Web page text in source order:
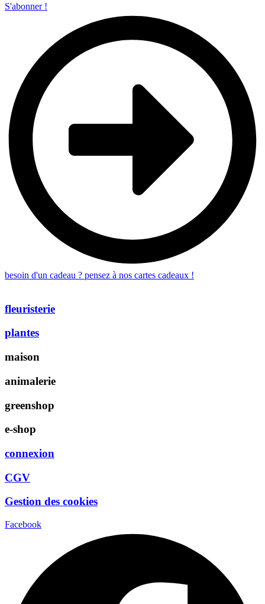
S'abonner !
besoin d'un cadeau ? pensez à nos cartes cadeaux !
fleuristerie
plantes
maison
animalerie
greenshop
e-shop
connexion
CGV
Gestion des cookies
Facebook